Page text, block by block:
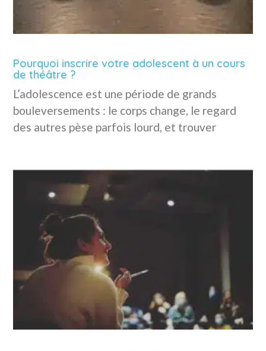
Pourquoi inscrire votre adolescent à un cours
de théâtre ?
L’adolescence est une période de grands
bouleversements : le corps change, le regard
des autres pèse parfois lourd, et trouver